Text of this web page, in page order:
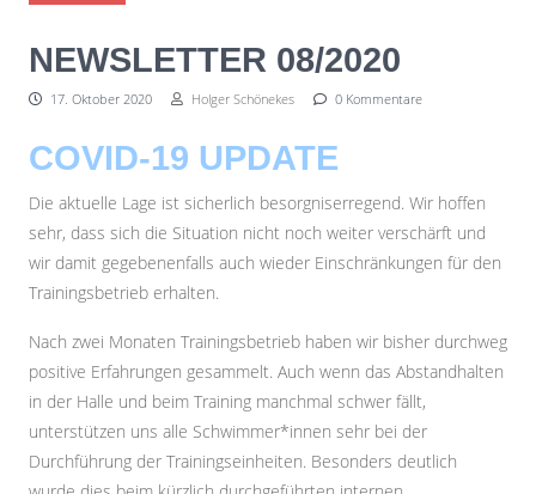
NEWSLETTER 08/2020
17. Oktober 2020 Holger Schönekes 0 Kommentare
COVID-19 UPDATE
Die aktuelle Lage ist sicherlich besorgniserregend. Wir hoffen
sehr, dass sich die Situation nicht noch weiter verschärft und
wir damit gegebenenfalls auch wieder Einschränkungen für den
Trainingsbetrieb erhalten.
Nach zwei Monaten Trainingsbetrieb haben wir bisher durchweg
positive Erfahrungen gesammelt. Auch wenn das Abstandhalten
in der Halle und beim Training manchmal schwer fällt,
unterstützen uns alle Schwimmer*innen sehr bei der
Durchführung der Trainingseinheiten. Besonders deutlich
SEITENLEISTE